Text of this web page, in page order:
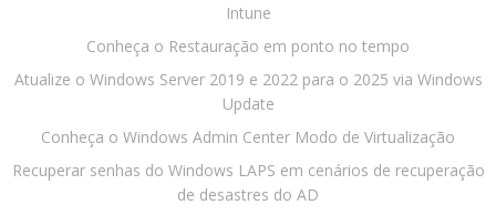
Intune
Conheça o Restauração em ponto no tempo
Atualize o Windows Server 2019 e 2022 para o 2025 via Windows
Update
Conheça o Windows Admin Center Modo de Virtualização
Recuperar senhas do Windows LAPS em cenários de recuperação
de desastres do AD